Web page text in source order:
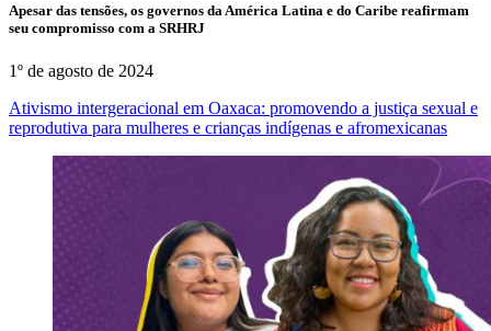
Apesar das tensões, os governos da América Latina e do Caribe reafirmam
seu compromisso com a SRHRJ
1º de agosto de 2024
Ativismo intergeracional em Oaxaca: promovendo a justiça sexual e
reprodutiva para mulheres e crianças indígenas e afromexicanas